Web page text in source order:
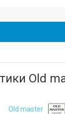
Old
Old master